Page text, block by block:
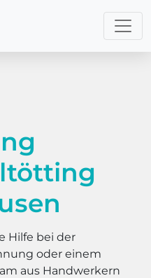
Hilfe bei der
oder einem
aus Handwerkern